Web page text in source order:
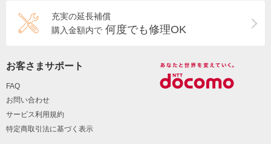
充実の延長補償
購入金額内で 何度でも修理OK
お客さまサポート
FAQ
お問い合わせ
サービス利用規約
特定商取引法に基づく表示